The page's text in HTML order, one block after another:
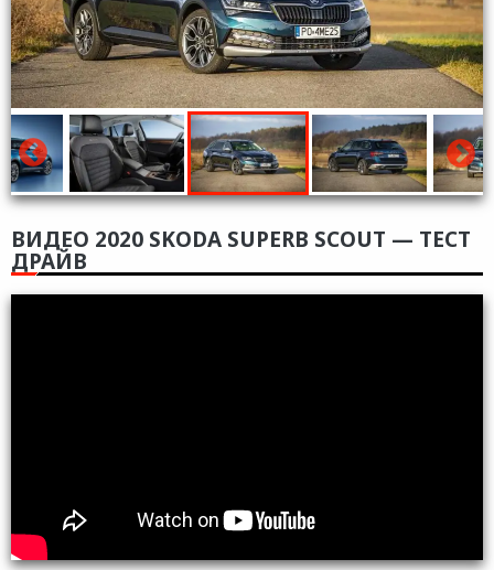
ВИДЕО 2020 SKODA SUPERB SCOUT — ТЕСТ
ДРАЙВ